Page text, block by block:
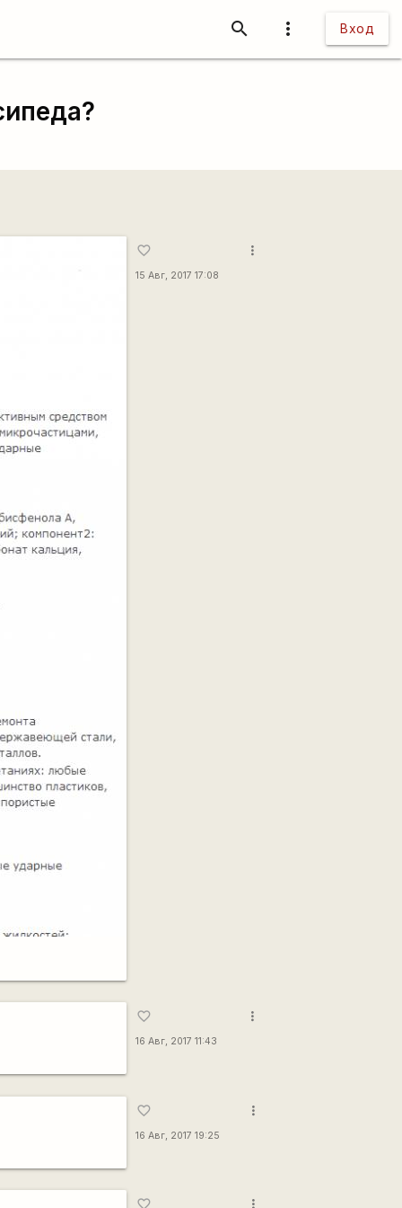
more_vert Вход
search
favorite_border
15 Авг, 2017 17:08
more_vert
favorite_border
16 Авг, 2017 11:43
more_vert
favorite_border
16 Авг, 2017 19:25
more_vert
favorite_border more_vert